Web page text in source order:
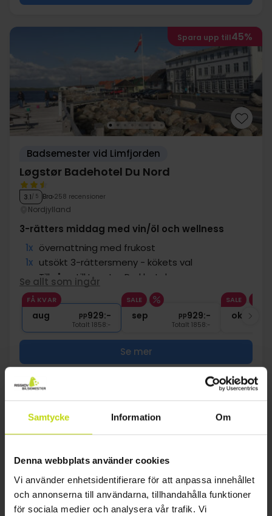
Samtycke Information Om
Denna webbplats använder cookies
Vi använder enhetsidentifierare för att anpassa innehållet
och annonserna till användarna, tillhandahålla funktioner
för sociala medier och analysera vår trafik. Vi
Spara upp till45%
Badsemester vid Limfjorden
Løgstør Badehotel Du Nord
3.1/ 5 Bra 258 recensioner
Nordjylland
3-rätters middag med vin/öl och wellness
1x övernattning med frukost
1x utsökt 3-rättersmeny - kökets val
∞
Tillgång till Løgstør Parkhotel sp
1x Öl/vin till middagen fram till 20.00
∞ Gratis internet och parkering
Se allt som ingår
FÅ KVAR
aug pp929:-
Totalt 1858:-
SALE
sep pp929:-
Totalt 1858:-
SALE
okt
Se mer
20%
Vacker utsikt över fjorden